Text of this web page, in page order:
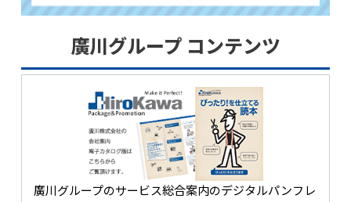
廣川グループ コンテンツ
廣川グループのサービス総合案内のデジタルパンフレ